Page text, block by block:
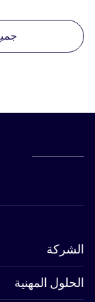
الشركة
الحلول المهنية